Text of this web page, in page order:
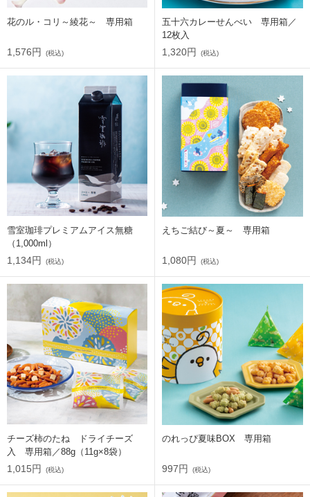
花のル・コリ～綾花～ 専用箱
1,576円 (税込)
五十六カレーせんべい 専用箱／
12枚入
1,320円 (税込)
雪室珈琲プレミアムアイス無糖
（1,000ml）
1,134円 (税込)
えちご結び～夏～ 専用箱
1,080円 (税込)
チーズ柿のたね ドライチーズ
入 専用箱／88g（11g×8袋）
1,015円 (税込)
のれっぴ夏味BOX 専用箱
997円 (税込)